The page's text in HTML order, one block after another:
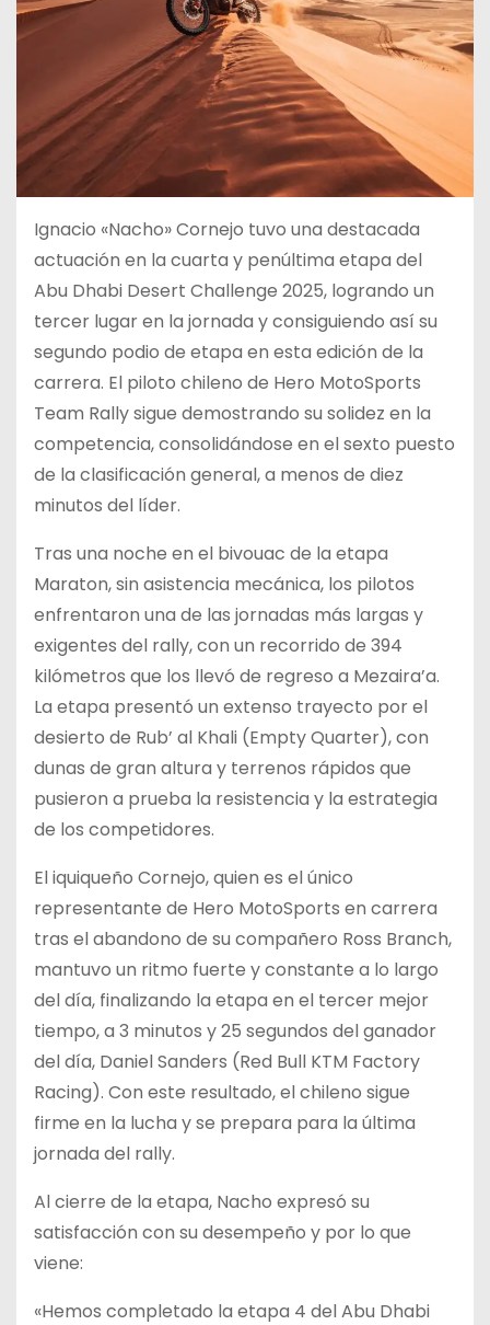
Ignacio «Nacho» Cornejo tuvo una destacada
actuación en la cuarta y penúltima etapa del
Abu Dhabi Desert Challenge 2025, logrando un
tercer lugar en la jornada y consiguiendo así su
segundo podio de etapa en esta edición de la
carrera. El piloto chileno de Hero MotoSports
Team Rally sigue demostrando su solidez en la
competencia, consolidándose en el sexto puesto
de la clasificación general, a menos de diez
minutos del líder.
Tras una noche en el bivouac de la etapa
Maraton, sin asistencia mecánica, los pilotos
enfrentaron una de las jornadas más largas y
exigentes del rally, con un recorrido de 394
kilómetros que los llevó de regreso a Mezaira’a.
La etapa presentó un extenso trayecto por el
desierto de Rub’ al Khali (Empty Quarter), con
dunas de gran altura y terrenos rápidos que
pusieron a prueba la resistencia y la estrategia
de los competidores.
El iquiqueño Cornejo, quien es el único
representante de Hero MotoSports en carrera
tras el abandono de su compañero Ross Branch,
mantuvo un ritmo fuerte y constante a lo largo
del día, finalizando la etapa en el tercer mejor
tiempo, a 3 minutos y 25 segundos del ganador
del día, Daniel Sanders (Red Bull KTM Factory
Racing). Con este resultado, el chileno sigue
firme en la lucha y se prepara para la última
jornada del rally.
Al cierre de la etapa, Nacho expresó su
satisfacción con su desempeño y por lo que
viene:
«Hemos completado la etapa 4 del Abu Dhabi